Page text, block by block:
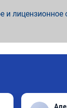
лицензионное